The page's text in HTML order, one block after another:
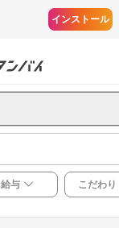
インストール
給与 こだわり